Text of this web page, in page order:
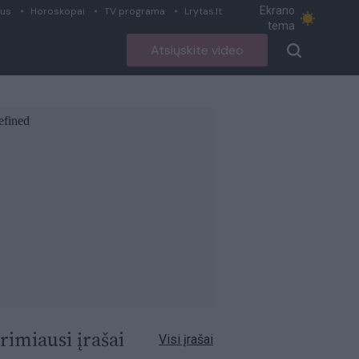
Horoskopai TV programa Lrytas.lt
Ekrano
tema
Atsiųskite video
įrašai Visi įrašai